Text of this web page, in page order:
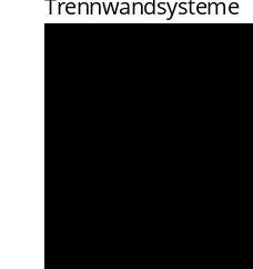
Trennwandsysteme